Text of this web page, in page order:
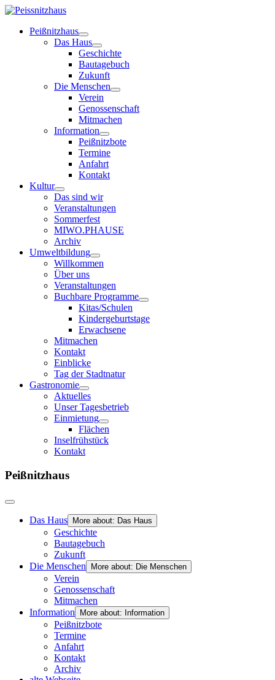
Peißnitzhaus
Das Haus
Geschichte
Bautagebuch
Zukunft
Die Menschen
Verein
Genossenschaft
Mitmachen
Information
Peißnitzbote
Termine
Anfahrt
Kontakt
Kultur
Das sind wir
Veranstaltungen
Sommerfest
MIWO.PHAUSE
Archiv
Umweltbildung
Willkommen
Über uns
Veranstaltungen
Buchbare Programme
Kitas/Schulen
Kindergeburtstage
Erwachsene
Mitmachen
Kontakt
Einblicke
Tag der Stadtnatur
Gastronomie
Aktuelles
Unser Tagesbetrieb
Einmietung
Flächen
Inselfrühstück
Kontakt
Peißnitzhaus
Das Haus More about: Das Haus
Geschichte
Bautagebuch
Zukunft
Die Menschen
More about: Die Menschen
Verein
Genossenschaft
Mitmachen
Information
More about: Information
Peißnitzbote
Termine
Anfahrt
Kontakt
Archiv